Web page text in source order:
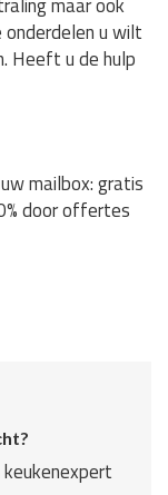
maar ook
u wilt
Heeft u de hulp
mailbox: gratis
door offertes
keukenexpert